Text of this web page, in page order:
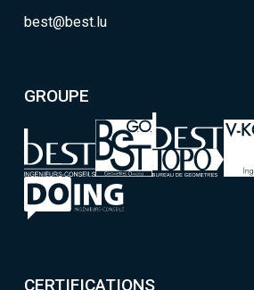
best@best.lu
GROUPE
CERTIFICATIONS